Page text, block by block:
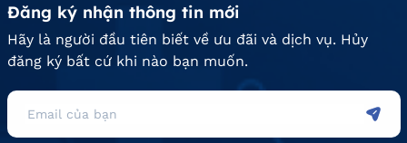
Đăng ký nhận thông tin mới
Hãy là người đầu tiên biết về ưu đãi và dịch vụ. Hủy
đăng ký bất cứ khi nào bạn muốn.